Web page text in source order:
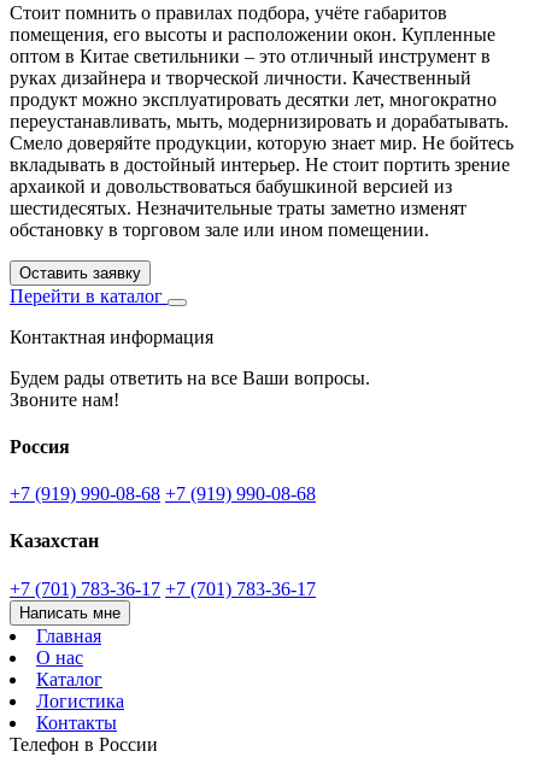
Стоит помнить о правилах подбора, учёте габаритов
помещения, его высоты и расположении окон. Купленные
оптом в Китае светильники – это отличный инструмент в
руках дизайнера и творческой личности. Качественный
продукт можно эксплуатировать десятки лет, многократно
переустанавливать, мыть, модернизировать и дорабатывать.
Смело доверяйте продукции, которую знает мир. Не бойтесь
вкладывать в достойный интерьер. Не стоит портить зрение
архаикой и довольствоваться бабушкиной версией из
шестидесятых. Незначительные траты заметно изменят
обстановку в торговом зале или ином помещении.
Оставить заявку
Перейти в каталог
Контактная информация
Будем рады ответить на все Ваши вопросы.
Звоните нам!
Россия
+7 (919) 990-08-68 +7 (919) 990-08-68
Казахстан
+7 (701) 783-36-17 +7 (701) 783-36-17
Написать мне
Главная
О нас
Каталог
Логистика
Контакты
Телефон в России